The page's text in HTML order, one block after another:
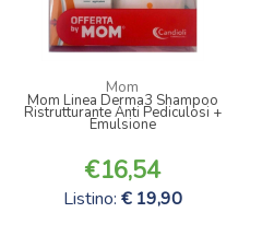
Mom
Mom Linea Derma3 Shampoo
Ristrutturante Anti Pediculosi +
Emulsione
16,54
Listino: 19,90